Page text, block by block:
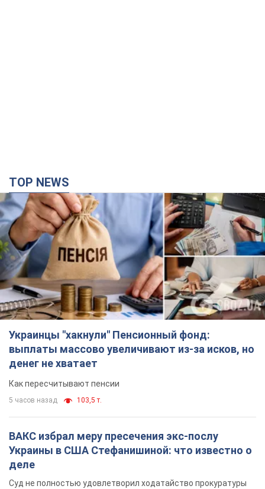
TOP NEWS
Украинцы "хакнули" Пенсионный фонд:
выплаты массово увеличивают из-за исков, но
денег не хватает
Как пересчитывают пенсии
5 часов назад 103,5 т.
ВАКС избрал меру пресечения экс-послу
Украины в США Стефанишиной: что известно о
деле
Суд не полностью удовлетворил ходатайство прокуратуры